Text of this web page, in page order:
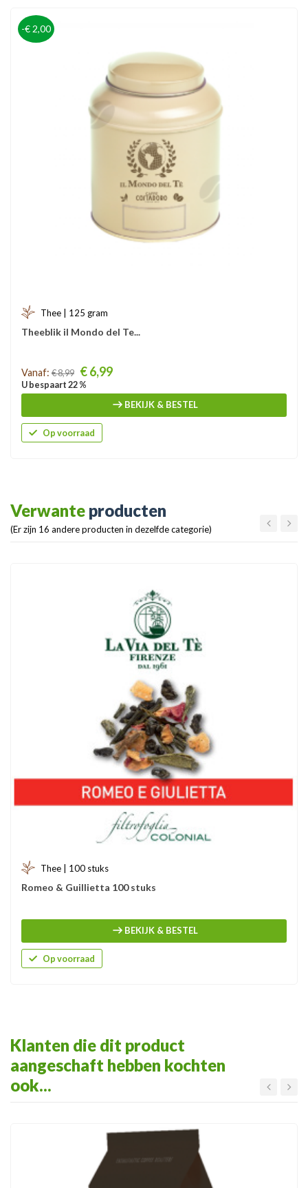
-€ 2,00
Thee | 125 gram
Theeblik il Mondo del Te...
Prijs
Vanaf: € 8,99 € 6,99
U bespaart 22 %
BEKIJK & BESTEL
Op voorraad
Verwante producten
(Er zijn 16 andere producten in dezelfde categorie)
Thee | 100 stuks
Romeo & Guillietta 100 stuks
BEKIJK & BESTEL
Op voorraad
Klanten die dit product
aangeschaft hebben kochten
ook...